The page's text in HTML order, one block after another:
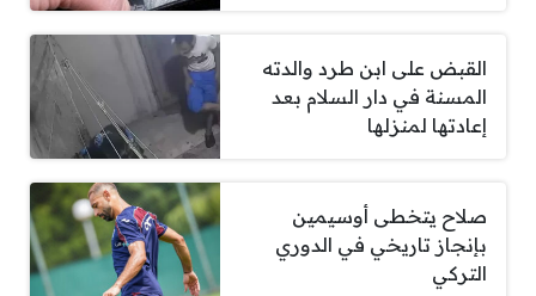
القبض على ابن طرد والدته
المسنة في دار السلام بعد
إعادتها لمنزلها
صلاح يتخطى أوسيمين
بإنجاز تاريخي في الدوري
التركي